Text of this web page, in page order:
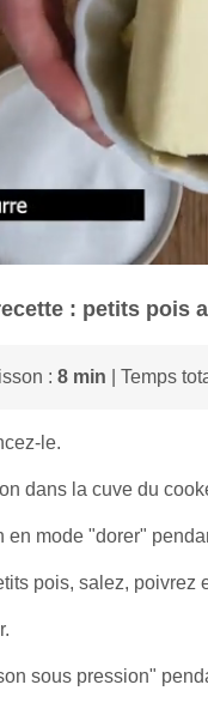
: petits pois
: 8 min | Temps
le.
dans la cuve du
en mode "dorer"
pois, salez, poivrez
sous pression"